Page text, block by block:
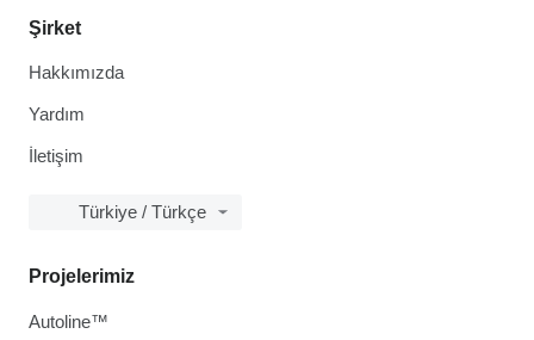
Şirket
Hakkımızda
Yardım
İletişim
Türkiye / Türkçe
Projelerimiz
Autoline™